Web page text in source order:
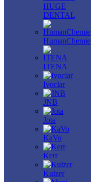
HUGE
DENTAL
HumanChemie
ITENA
Ivoclar
JNB
Jota
KaVo
Kerr
Kulzer